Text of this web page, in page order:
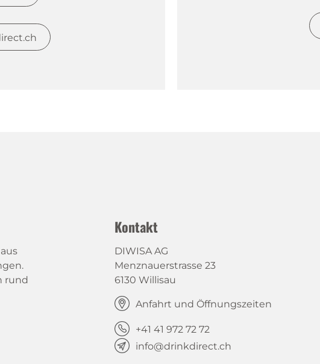
rund
Kontakt
DIWISA AG
Menznauerstrasse 23
6130 Willisau
Anfahrt und Öffnungszeiten
+41 41 972 72 72
info@drinkdirect.ch